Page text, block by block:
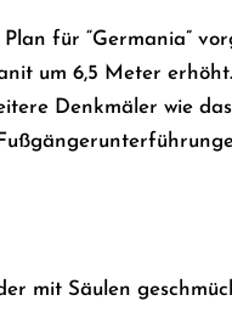
für “Germania”
um 6,5 Meter
Denkmäler wie das
mit Säulen